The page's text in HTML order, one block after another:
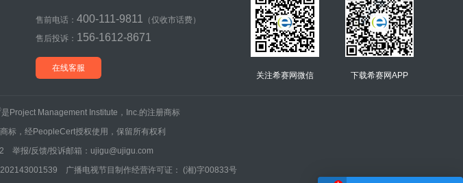
售前电话： 400-111-9811
（仅收市话费）
售后投诉： 156-1612-8671
在线客服
关注希赛网微信 下载希赛网APP
是Project Management Institute，Inc.的注册商标
标，经PeopleCert授权使用，保留所有权利
举报/反馈/投诉邮箱：ujigu@ujigu.com
广播电视节目制作经营许可证： (湘)字00833号